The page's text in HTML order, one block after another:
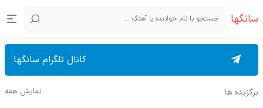
سانگها
کانال تلگرام سانگها
برگزیده ها نمایش همه